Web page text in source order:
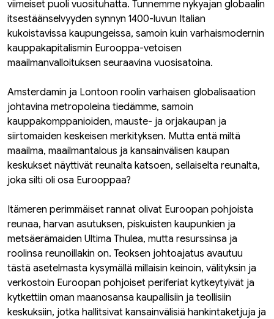
viimeiset puoli vuosituhatta. Tunnemme nykyajan globaalin
itsestäänselvyyden synnyn 1400-luvun Italian
kukoistavissa kaupungeissa, samoin kuin varhaismodernin
kauppakapitalismin Eurooppa-vetoisen
maailmanvalloituksen seuraavina vuosisatoina.
Amsterdamin ja Lontoon roolin varhaisen globalisaation
johtavina metropoleina tiedämme, samoin
kauppakomppanioiden, mauste- ja orjakaupan ja
siirtomaiden keskeisen merkityksen. Mutta entä miltä
maailma, maailmantalous ja kansainvälisen kaupan
keskukset näyttivät reunalta katsoen, sellaiselta reunalta,
joka silti oli osa Eurooppaa?
Itämeren perimmäiset rannat olivat Euroopan pohjoista
reunaa, harvan asutuksen, piskuisten kaupunkien ja
metsäerämaiden Ultima Thulea, mutta resurssinsa ja
roolinsa reunoillakin on. Teoksen johtoajatus avautuu
tästä asetelmasta kysymällä millaisin keinoin, välityksin ja
verkostoin Euroopan pohjoiset periferiat kytkeytyivät ja
kytkettiin oman maanosansa kaupallisiin ja teollisiin
keskuksiin, jotka hallitsivat kansainvälisiä hankintaketjuja ja